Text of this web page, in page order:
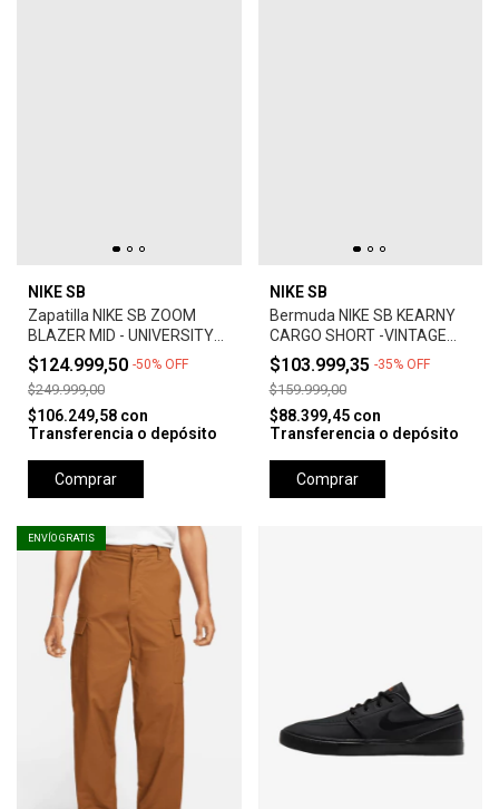
NIKE SB
Zapatilla NIKE SB ZOOM
BLAZER MID - UNIVERSITY
RED *Orange Label*
$124.999,50 -50% OFF
$249.999,00
$106.249,58 con
Transferencia o depósito
Comprar
NIKE SB
Bermuda NIKE SB KEARNY
CARGO SHORT -VINTAGE
GREEN
$103.999,35 -35% OFF
$159.999,00
$88.399,45 con
Transferencia o depósito
Comprar
ENVÍO GRATIS